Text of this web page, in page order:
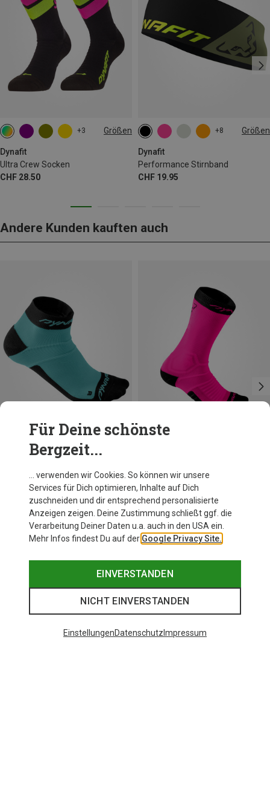
+3 Größen
Dynafit
Ultra Crew Socken
CHF 28.50
35|36|37|38
39|40|41|42
43|44|45|46
+8 Größen
Dynafit
Performance Stirnband
CHF 19.95
ONE SIZE
Andere Kunden kauften auch
Du sparst 50%
Dynafit
Ultra Cushion Socken
CHF 27.40
43|44|45|46
Für Deine schönste
Bergzeit...
… verwenden wir Cookies. So können wir unsere
Services für Dich optimieren, Inhalte auf Dich
zuschneiden und dir entsprechend personalisierte
Anzeigen zeigen. Deine Zustimmung schließt ggf. die
Verarbeitung Deiner Daten u.a. auch in den USA ein.
Mehr Infos findest Du auf der Google Privacy Site.
EINVERSTANDEN
NICHT EINVERSTANDEN
EinstellungenDatenschutz Impressum